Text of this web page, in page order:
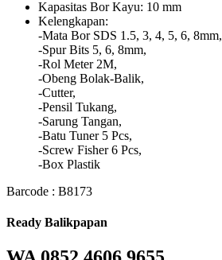
Kapasitas Bor Kayu: 10 mm
Kelengkapan:
-Mata Bor SDS 1.5, 3, 4, 5, 6, 8mm,
-Spur Bits 5, 6, 8mm,
-Rol Meter 2M,
-Obeng Bolak-Balik,
-Cutter,
-Pensil Tukang,
-Sarung Tangan,
-Batu Tuner 5 Pcs,
-Screw Fisher 6 Pcs,
-Box Plastik
Barcode : B8173
Ready Balikpapan